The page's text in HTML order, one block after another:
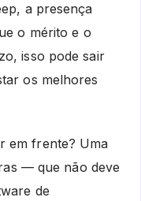
a presença
o mérito e o
isso pode sair
os melhores
em frente? Uma
— que não deve
de